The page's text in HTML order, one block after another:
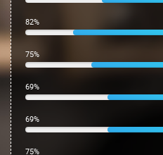
82%
75%
69%
69%
75%